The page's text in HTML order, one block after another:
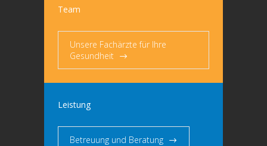
Team
Unsere Fachärzte für Ihre
Gesundheit
Leistung
Betreuung und Beratung